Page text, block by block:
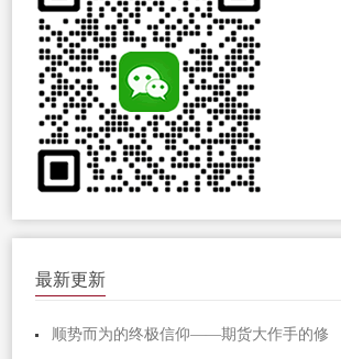
最新更新
顺势而为的终极信仰——期货大作手的修